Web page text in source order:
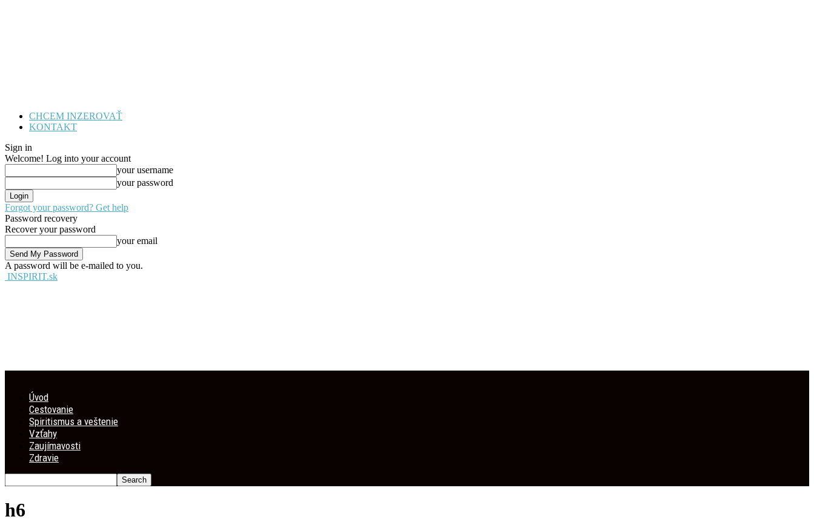
CHCEM INZEROVAŤ
KONTAKT
Sign in
Welcome! Log into your account
your username
your password
Forgot your password? Get help
Password recovery
Recover your password
your email
A password will be e-mailed to you.
INSPIRIT.sk
Úvod
Cestovanie
Spiritismus a veštenie
Vzťahy
Zaujímavosti
Zdravie
h6